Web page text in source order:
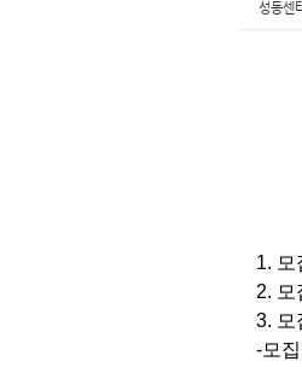
성동센
1. 모
2. 모
3. 모
-모